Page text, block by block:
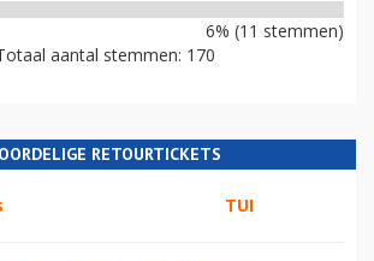
6% (11 stemmen)
aantal stemmen: 170
RETOURTICKETS
TUI